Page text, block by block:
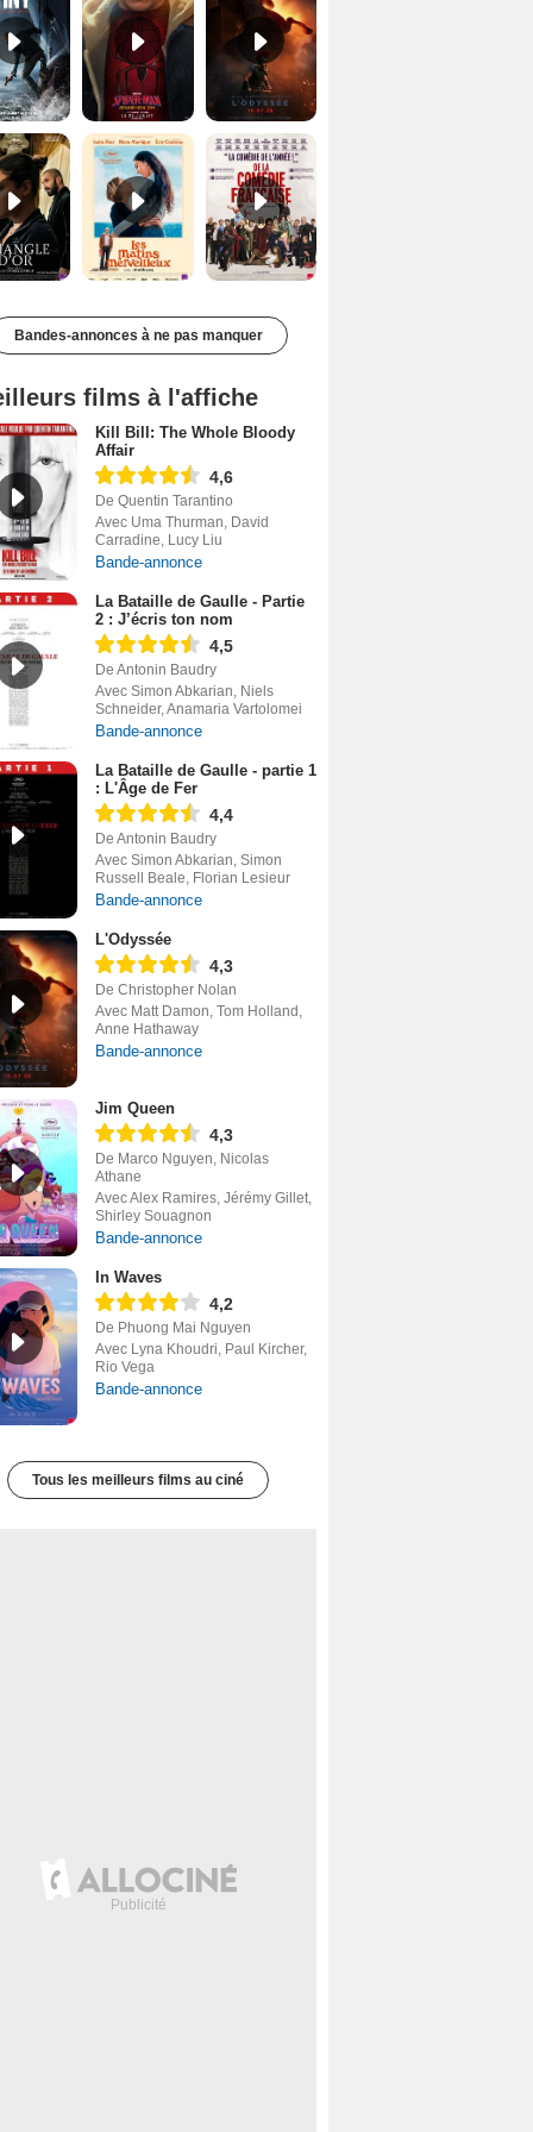
Le Triangle d'or Bande-annonce VF De la Comédie-Française Teaser VF
Bandes-annonces à ne pas manquer
films à l'affiche
Kill Bill: The Whole Bloody
Affair
4,6
De Quentin Tarantino
Avec Uma Thurman, David
Carradine, Lucy Liu
Bande-annonce
La Bataille de Gaulle - Partie
2 : J’écris ton nom
4,5
De Antonin Baudry
Avec Simon Abkarian, Niels
Schneider, Anamaria Vartolomei
Bande-annonce
La Bataille de Gaulle - partie 1
: L'Âge de Fer
4,4
De Antonin Baudry
Avec Simon Abkarian, Simon
Russell Beale, Florian Lesieur
Bande-annonce
L'Odyssée
4,3
De Christopher Nolan
Avec Matt Damon, Tom Holland,
Anne Hathaway
Bande-annonce
Jim Queen
4,3
De Marco Nguyen, Nicolas
Athane
Avec Alex Ramires, Jérémy Gillet,
Shirley Souagnon
Bande-annonce
In Waves
4,2
De Phuong Mai Nguyen
Avec Lyna Khoudri, Paul Kircher,
Rio Vega
Bande-annonce
Tous les meilleurs films au ciné